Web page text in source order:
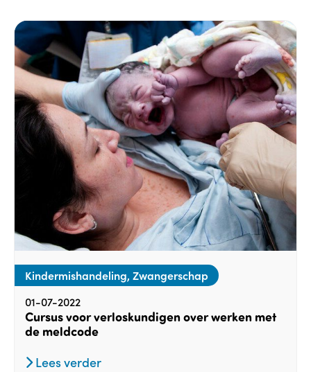
Kindermishandeling, Zwangerschap
01-07-2022
Cursus voor verloskundigen over werken met
de meldcode
Lees verder